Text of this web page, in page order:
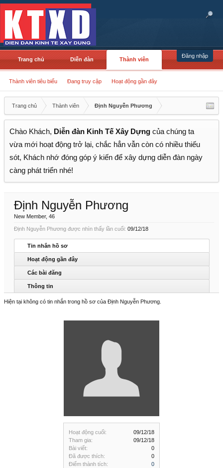
Đăng nhập
Trang chủ Diễn đàn Thành viên
Thành viên tiêu biểu Đang truy cập Hoạt động gần đây
Trang chủ Thành viên Định Nguyễn Phương
Chào Khách, Diễn đàn Kinh Tế Xây Dựng của chúng ta
vừa mới hoạt động trở lại, chắc hẳn vẫn còn có nhiều thiếu
sót, Khách nhớ đóng góp ý kiến để xây dựng diễn đàn ngày
càng phát triển nhé!
Hoạt động cuối:
09/12/18
Tham gia:
09/12/18
Bài viết:
0
Đã được thích:
0
Điểm thành tích:
0
Định Nguyễn Phương
New Member, 46
Định Nguyễn Phương được nhìn thấy lần cuối: 09/12/18
Tin nhắn hồ sơ
Hoạt động gần đây
Các bài đăng
Thông tin
Hiện tại không có tin nhắn trong hồ sơ của Định Nguyễn Phương.